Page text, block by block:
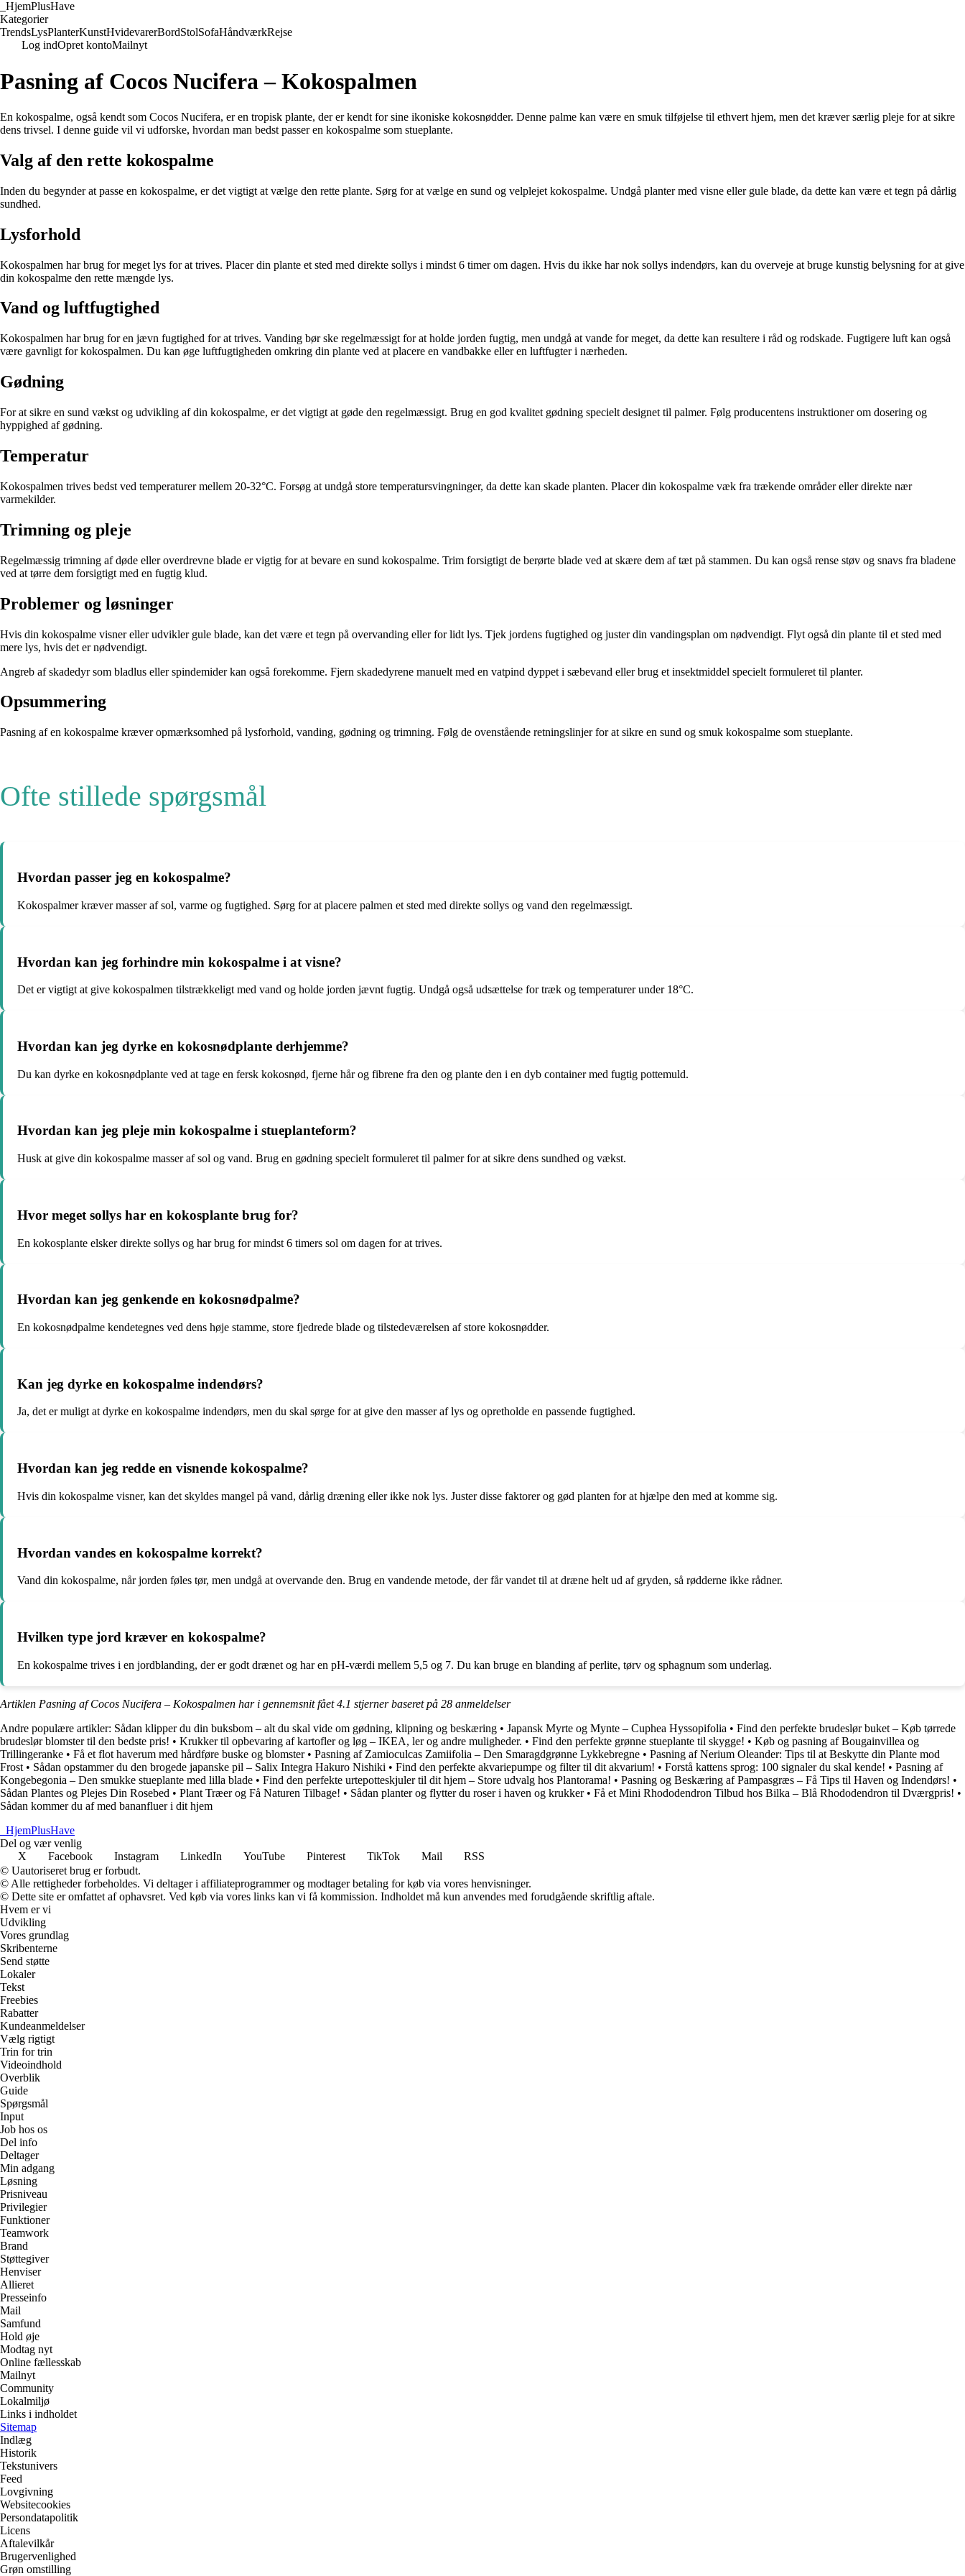
HjemPlusHave
Kategorier
TrendsLysPlanterKunstHvidevarerBordStolSofaHåndværkRejse
Log indOpret kontoMailnyt
Pasning af Cocos Nucifera – Kokospalmen
En kokospalme, også kendt som Cocos Nucifera, er en tropisk plante, der er kendt for sine ikoniske kokosnødder. Denne palme kan være en smuk tilføjelse til ethvert hjem, men det kræver særlig pleje for at sikre
dens trivsel. I denne guide vil vi udforske, hvordan man bedst passer en kokospalme som stueplante.
Valg af den rette kokospalme
Inden du begynder at passe en kokospalme, er det vigtigt at vælge den rette plante. Sørg for at vælge en sund og velplejet kokospalme. Undgå planter med visne eller gule blade, da dette kan være et tegn på dårlig
sundhed.
Lysforhold
Kokospalmen har brug for meget lys for at trives. Placer din plante et sted med direkte sollys i mindst 6 timer om dagen. Hvis du ikke har nok sollys indendørs, kan du overveje at bruge kunstig belysning for at give
din kokospalme den rette mængde lys.
Vand og luftfugtighed
Kokospalmen har brug for en jævn fugtighed for at trives. Vanding bør ske regelmæssigt for at holde jorden fugtig, men undgå at vande for meget, da dette kan resultere i råd og rodskade. Fugtigere luft kan også
være gavnligt for kokospalmen. Du kan øge luftfugtigheden omkring din plante ved at placere en vandbakke eller en luftfugter i nærheden.
Gødning
For at sikre en sund vækst og udvikling af din kokospalme, er det vigtigt at gøde den regelmæssigt. Brug en god kvalitet gødning specielt designet til palmer. Følg producentens instruktioner om dosering og
hyppighed af gødning.
Temperatur
Kokospalmen trives bedst ved temperaturer mellem 20-32°C. Forsøg at undgå store temperatursvingninger, da dette kan skade planten. Placer din kokospalme væk fra trækende områder eller direkte nær
varmekilder.
Trimning og pleje
Regelmæssig trimning af døde eller overdrevne blade er vigtig for at bevare en sund kokospalme. Trim forsigtigt de berørte blade ved at skære dem af tæt på stammen. Du kan også rense støv og snavs fra bladene
ved at tørre dem forsigtigt med en fugtig klud.
Problemer og løsninger
Hvis din kokospalme visner eller udvikler gule blade, kan det være et tegn på overvanding eller for lidt lys. Tjek jordens fugtighed og juster din vandingsplan om nødvendigt. Flyt også din plante til et sted med
mere lys, hvis det er nødvendigt.
Angreb af skadedyr som bladlus eller spindemider kan også forekomme. Fjern skadedyrene manuelt med en vatpind dyppet i sæbevand eller brug et insektmiddel specielt formuleret til planter.
Opsummering
Pasning af en kokospalme kræver opmærksomhed på lysforhold, vanding, gødning og trimning. Følg de ovenstående retningslinjer for at sikre en sund og smuk kokospalme som stueplante.
Ofte stillede spørgsmål
Hvordan passer jeg en kokospalme?
Kokospalmer kræver masser af sol, varme og fugtighed. Sørg for at placere palmen et sted med direkte sollys og vand den regelmæssigt.
Hvordan kan jeg forhindre min kokospalme i at visne?
Det er vigtigt at give kokospalmen tilstrækkeligt med vand og holde jorden jævnt fugtig. Undgå også udsættelse for træk og temperaturer under 18°C.
Hvordan kan jeg dyrke en kokosnødplante derhjemme?
Du kan dyrke en kokosnødplante ved at tage en fersk kokosnød, fjerne hår og fibrene fra den og plante den i en dyb container med fugtig pottemuld.
Hvordan kan jeg pleje min kokospalme i stueplanteform?
Husk at give din kokospalme masser af sol og vand. Brug en gødning specielt formuleret til palmer for at sikre dens sundhed og vækst.
Hvor meget sollys har en kokosplante brug for?
En kokosplante elsker direkte sollys og har brug for mindst 6 timers sol om dagen for at trives.
Hvordan kan jeg genkende en kokosnødpalme?
En kokosnødpalme kendetegnes ved dens høje stamme, store fjedrede blade og tilstedeværelsen af ​​store kokosnødder.
Kan jeg dyrke en kokospalme indendørs?
Ja, det er muligt at dyrke en kokospalme indendørs, men du skal sørge for at give den masser af lys og opretholde en passende fugtighed.
Hvordan kan jeg redde en visnende kokospalme?
Hvis din kokospalme visner, kan det skyldes mangel på vand, dårlig dræning eller ikke nok lys. Juster disse faktorer og gød planten for at hjælpe den med at komme sig.
Hvordan vandes en kokospalme korrekt?
Vand din kokospalme, når jorden føles tør, men undgå at overvande den. Brug en vandende metode, der får vandet til at dræne helt ud af gryden, så rødderne ikke rådner.
Hvilken type jord kræver en kokospalme?
En kokospalme trives i en jordblanding, der er godt drænet og har en pH-værdi mellem 5,5 og 7. Du kan bruge en blanding af perlite, tørv og sphagnum som underlag.
Artiklen Pasning af Cocos Nucifera – Kokospalmen har i gennemsnit fået4.1 stjerner baseret på 28 anmeldelser
Andre populære artikler: Sådan klipper du din buksbom – alt du skal vide om gødning, klipning og beskæring • Japansk Myrte og Mynte – Cuphea Hyssopifolia • Find den perfekte brudeslør buket – Køb tørrede
brudeslør blomster til den bedste pris! • Krukker til opbevaring af kartofler og løg – IKEA, ler og andre muligheder. • Find den perfekte grønne stueplante til skygge! • Køb og pasning af Bougainvillea og
Trillingeranke • Få et flot haverum med hårdføre buske og blomster• Pasning af Zamioculcas Zamiifolia – Den Smaragdgrønne Lykkebregne • Pasning af Nerium Oleander: Tips til at Beskytte din Plante mod
Frost • Sådan opstammer du den brogede japanske pil – Salix Integra Hakuro Nishiki • Find den perfekte akvariepumpe og filter til dit akvarium! • Forstå kattens sprog: 100 signaler du skal kende! • Pasning af
Kongebegonia – Den smukke stueplante med lilla blade • Find den perfekte urtepotteskjuler til dit hjem – Store udvalg hos Plantorama! • Pasning og Beskæring af Pampasgræs – Få Tips til Haven og Indendørs! •
Sådan Plantes og Plejes Din Rosebed • Plant Træer og Få Naturen Tilbage! • Sådan planter og flytter du roser i haven og krukker• Få et Mini Rhododendron Tilbud hos Bilka – Blå Rhododendron til Dværgpris! •
Sådan kommer du af med bananfluer i dit hjem
HjemPlusHave
Del og vær venlig
X
Facebook Instagram LinkedIn YouTube Pinterest TikTok Mail
RSS
© Uautoriseret brug er forbudt.
© Alle rettigheder forbeholdes. Vi deltager i affiliateprogrammer og modtager betaling for køb via vores henvisninger.
© Dette site er omfattet af ophavsret. Ved køb via vores links kan vi få kommission. Indholdet må kun anvendes med forudgående skriftlig aftale.
Hvem er vi
Udvikling
Vores grundlag
Skribenterne
Send støtte
Lokaler
Tekst
Freebies
Rabatter
Kundeanmeldelser
Vælg rigtigt
Trin for trin
Videoindhold
Overblik
Guide
Spørgsmål
Input
Job hos os
Del info
Deltager
Min adgang
Løsning
Prisniveau
Privilegier
Funktioner
Teamwork
Brand
Støttegiver
Henviser
Allieret
Presseinfo
Mail
Samfund
Hold øje
Modtag nyt
Online fællesskab
Mailnyt
Community
Lokalmiljø
Links i indholdet
Sitemap
Indlæg
Historik
Tekstunivers
Feed
Lovgivning
Websitecookies
Persondatapolitik
Licens
Aftalevilkår
Brugervenlighed
Grøn omstilling